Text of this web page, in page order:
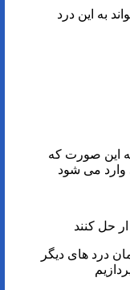
به این درد
این صورت که
وارد می شود
حل کنند
درد های دیگر